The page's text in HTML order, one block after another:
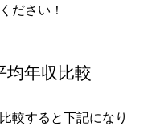
ださい！
均年収比較
較すると下記になり